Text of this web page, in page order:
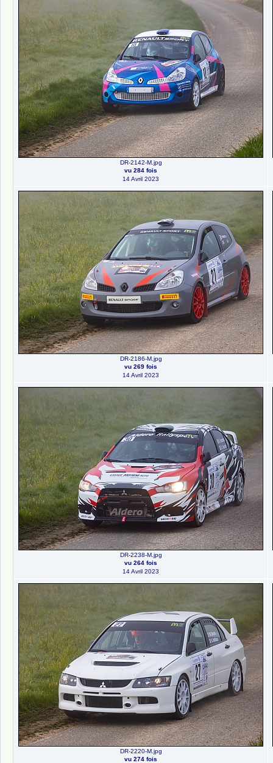
DR-2142-M.jpg
vu 284 fois
14 Avril 2023
DR-2186-M.jpg
vu 269 fois
14 Avril 2023
DR-2238-M.jpg
vu 264 fois
14 Avril 2023
DR-2220-M.jpg
vu 274 fois